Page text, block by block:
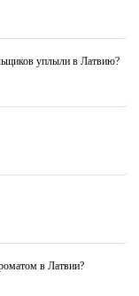
уплыли в Латвию?
в Латвии?